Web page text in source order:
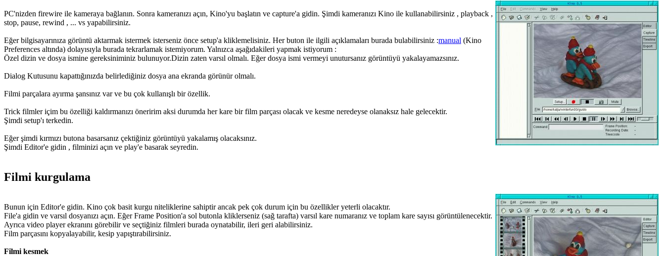
PC'nizden firewire ile kameraya bağlanın. Sonra kameranızı açın, Kino'yu başlatın ve capture'a gidin. Şimdi kameranızı Kino ile kullanabilirsiniz , playback ,
stop, pause, rewind , ... vs yapabilirsiniz.
Eğer bilgisayarınıza görüntü aktarmak istermek isterseniz önce setup'a kliklemelisiniz. Her buton ile ilgili açıklamaları burada bulabilirsiniz :manual (Kino
Preferences altında) dolayısıyla burada tekrarlamak istemiyorum. Yalnızca aşağıdakileri yapmak istiyorum :
Özel dizin ve dosya ismine gereksiniminiz bulunuyor.Dizin zaten varsıl olmalı. Eğer dosya ismi vermeyi unutursanız görüntüyü yakalayamazsınız.
Dialog Kutusunu kapattığınızda belirlediğiniz dosya ana ekranda görünür olmalı.
Filmi parçalara ayırma şansınız var ve bu çok kullanışlı bir özellik.
Trick filmler içim bu özelliği kaldırmanızı öneririm aksi durumda her kare bir film parçası olacak ve kesme neredeyse olanaksız hale gelecektir.
Şimdi setup'ı terkedin.
Eğer şimdi kırmızı butona basarsanız çektiğiniz görüntüyü yakalamış olacaksınız.
Şimdi Editor'e gidin , filminizi açın ve play'e basarak seyredin.
Filmi kurgulama
Bunun için Editor'e gidin. Kino çok basit kurgu niteliklerine sahiptir ancak pek çok durum için bu özellikler yeterli olacaktır.
File'a gidin ve varsıl dosyanızı açın. Eğer Frame Position'a sol butonla kliklerseniz (sağ tarafta) varsıl kare numaranız ve toplam kare sayısı görüntülenecektir.
Ayrıca video player ekranını görebilir ve seçtiğiniz filmleri burada oynatabilir, ileri geri alabilirsiniz.
Film parçasını kopyalayabilir, kesip yapıştırabilirsiniz.
Filmi kesmek